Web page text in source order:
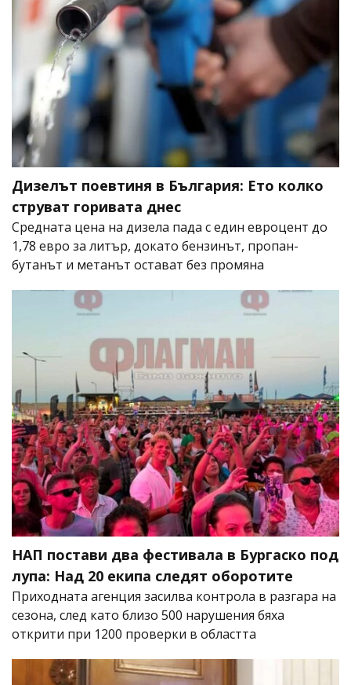
Дизелът поевтиня в България: Ето колко
струват горивата днес
Средната цена на дизела пада с един евроцент до
1,78 евро за литър, докато бензинът, пропан-
бутанът и метанът остават без промяна
НАП постави два фестивала в Бургаско под
лупа: Над 20 екипа следят оборотите
Приходната агенция засилва контрола в разгара на
сезона, след като близо 500 нарушения бяха
открити при 1200 проверки в областта